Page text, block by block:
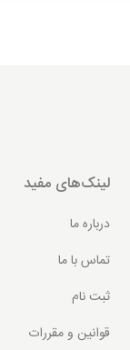
لینک‌های مفید
درباره ما
تماس با ما
ثبت نام
قوانین و مقررات